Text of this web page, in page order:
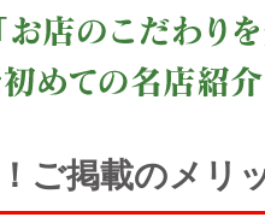
ご掲載のメリ